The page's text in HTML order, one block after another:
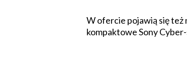
W ofercie pojawią się
kompaktowe Sony